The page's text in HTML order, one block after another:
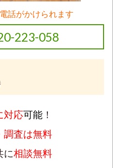
話がかけられます
223-058
対応可能！
調査は無料
に相談無料